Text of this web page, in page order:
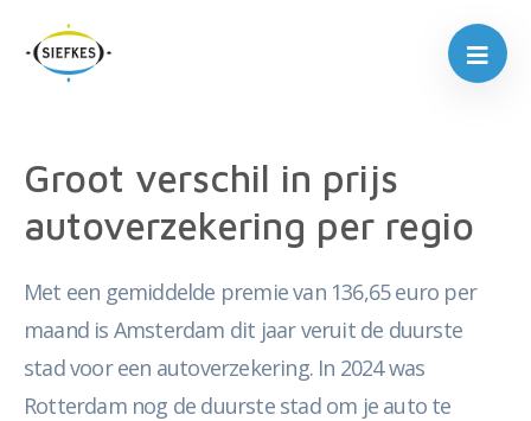
Groot verschil in prijs
autoverzekering per regio
Met een gemiddelde premie van 136,65 euro per
maand is Amsterdam dit jaar veruit de duurste
stad voor een autoverzekering. In 2024 was
Rotterdam nog de duurste stad om je auto te